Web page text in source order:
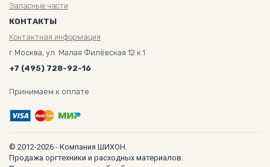
Запасные части
КОНТАКТЫ
Контактная информация
г.Москва, ул. Малая Филёвская 12 к.1
+7 (495) 728-92-16
Принимаем к оплате
© 2012-2026 - Компания ШИХОН.
Продажа оргтехники и расходных материалов.